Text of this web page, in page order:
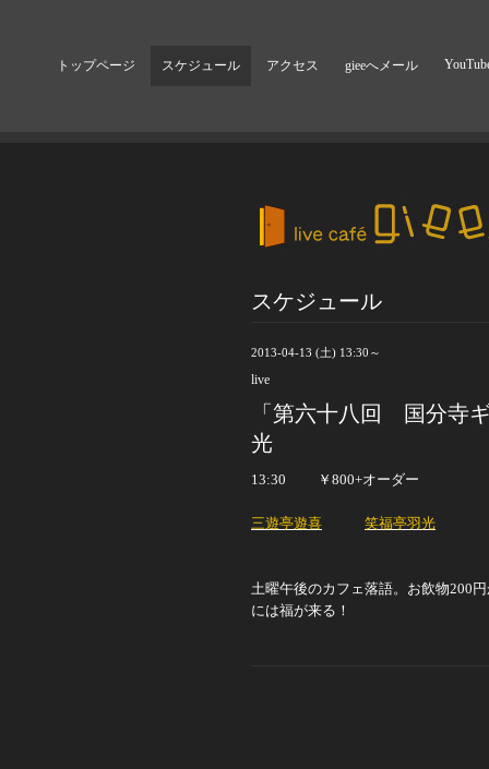
トップページ スケジュール アクセス gieeへメール
スケジュール
2013-04-13 (土) 13:30～
live
「第六十八回 国分寺
光
13:30 ￥ 800+オーダー
三遊亭遊喜 笑福亭羽光
土曜午後のカフェ落語。お飲物200
には福が来る！